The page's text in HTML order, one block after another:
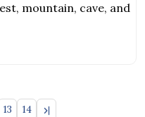
mountain, cave, and
13 14